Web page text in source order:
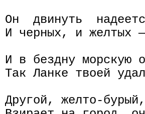
Он  двинуть
И черных, и желтых
И в бездну морскую
Так Ланке твоей
Другой, желто-